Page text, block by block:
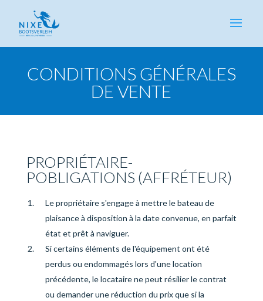
CONDITIONS GÉNÉRALES
DE VENTE
PROPRIÉTAIRE-
POBLIGATIONS (AFFRÉTEUR)
Le propriétaire s'engage à mettre le bateau de
plaisance à disposition à la date convenue, en parfait
état et prêt à naviguer.
Si certains éléments de l'équipement ont été
perdus ou endommagés lors d'une location
précédente, le locataire ne peut résilier le contrat
ou demander une réduction du prix que si la